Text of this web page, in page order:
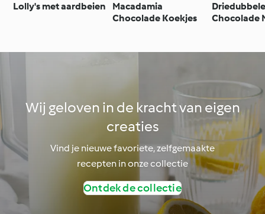
Lolly's met aardbeien
Macadamia
Chocolade Koekjes
Chocolade
Wij geloven in de kracht van eigen
creaties
Vind je nieuwe favoriete, zelfgemaakte
recepten in onze collectie
Ontdek de collectie